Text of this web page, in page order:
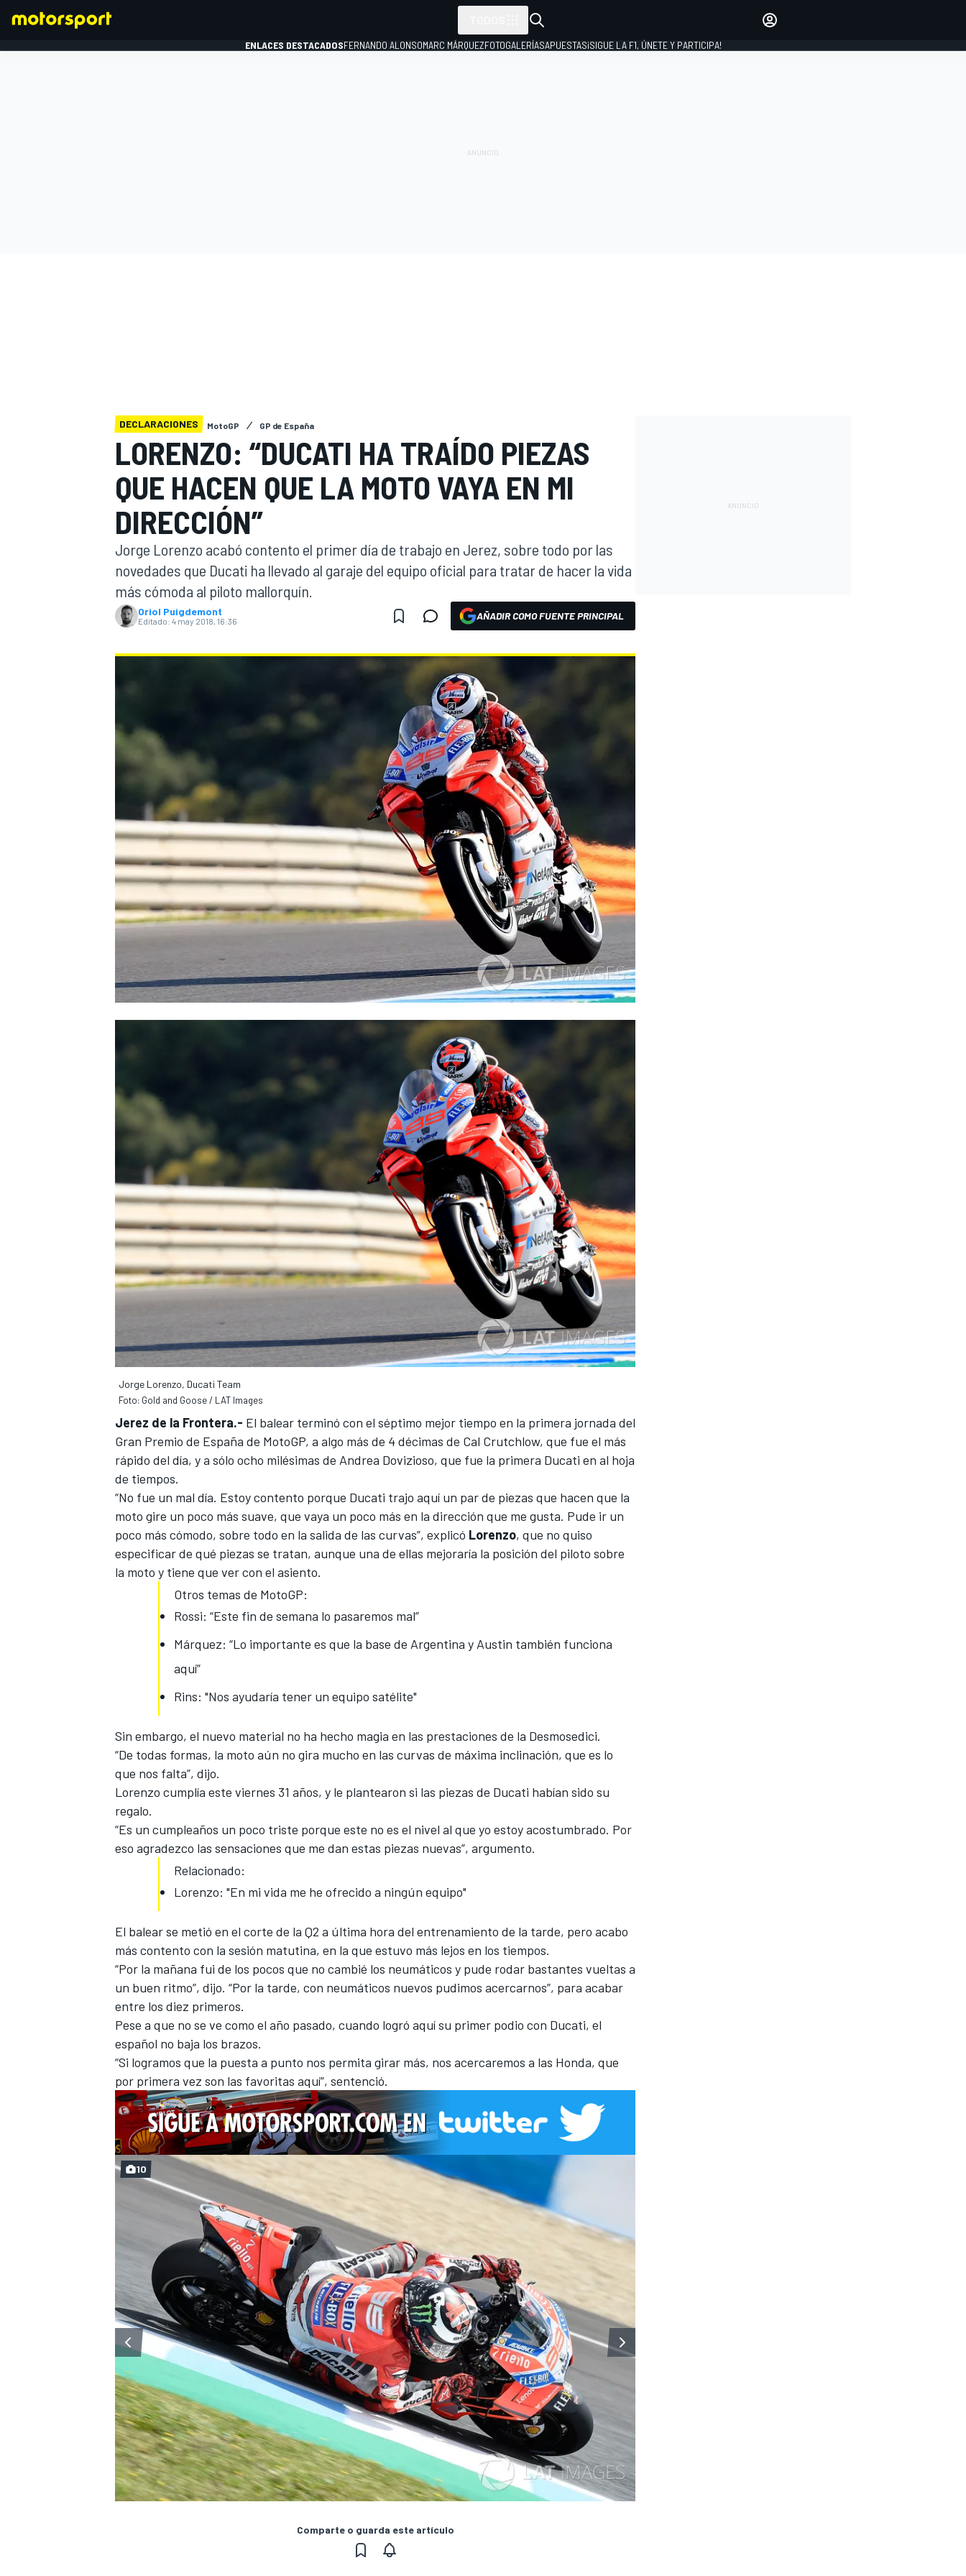
WEC FÓRMULA E
MÁS CATEGORÍAS
ENLACES DESTACADOSFERNANDO ALONSOMARC MÁRQUEZFOTOGALERÍASAPUESTAS¡SIGUE LA F1, ÚNETE Y PARTICIPA!
DECLARACIONES MotoGP GP de España
LORENZO: “DUCATI HA TRAÍDO PIEZAS
QUE HACEN QUE LA MOTO VAYA EN MI
DIRECCIÓN”
Jorge Lorenzo acabó contento el primer día de trabajo en Jerez, sobre todo por las
novedades que Ducati ha llevado al garaje del equipo oficial para tratar de hacer la vida
más cómoda al piloto mallorquín.
Oriol Puigdemont
Editado: 4 may 2018, 16:36 AÑADIR COMO FUENTE PRINCIPAL
Jorge Lorenzo, Ducati Team
Foto: Gold and Goose / LAT Images
Jerez de la Frontera.- El balear terminó con el séptimo mejor tiempo en la primera jornada del
Gran Premio de España de MotoGP, a algo más de 4 décimas de Cal Crutchlow, que fue el más
rápido del día, y a sólo ocho milésimas de Andrea Dovizioso, que fue la primera Ducati en al hoja
de tiempos.
“No fue un mal día. Estoy contento porque Ducati trajo aquí un par de piezas que hacen que la
moto gire un poco más suave, que vaya un poco más en la dirección que me gusta. Pude ir un
poco más cómodo, sobre todo en la salida de las curvas”, explicó Lorenzo, que no quiso
especificar de qué piezas se tratan, aunque una de ellas mejoraría la posición del piloto sobre
la moto y tiene que ver con el asiento.
Otros temas de MotoGP:
Rossi: “Este fin de semana lo pasaremos mal”
Márquez: “Lo importante es que la base de Argentina y Austin también funciona
aquí”
Rins: "Nos ayudaría tener un equipo satélite"
Sin embargo, el nuevo material no ha hecho magia en las prestaciones de la Desmosedici.
“De todas formas, la moto aún no gira mucho en las curvas de máxima inclinación, que es lo
que nos falta”, dijo.
Lorenzo cumplía este viernes 31 años, y le plantearon si las piezas de Ducati habían sido su
regalo.
“Es un cumpleaños un poco triste porque este no es el nivel al que yo estoy acostumbrado. Por
eso agradezco las sensaciones que me dan estas piezas nuevas”, argumento.
Relacionado:
Lorenzo: "En mi vida me he ofrecido a ningún equipo"
El balear se metió en el corte de la Q2 a última hora del entrenamiento de la tarde, pero acabo
más contento con la sesión matutina, en la que estuvo más lejos en los tiempos.
“Por la mañana fui de los pocos que no cambié los neumáticos y pude rodar bastantes vueltas a
un buen ritmo”, dijo. “Por la tarde, con neumáticos nuevos pudimos acercarnos”, para acabar
entre los diez primeros.
Pese a que no se ve como el año pasado, cuando logró aquí su primer podio con Ducati, el
español no baja los brazos.
“Si logramos que la puesta a punto nos permita girar más, nos acercaremos a las Honda, que
por primera vez son las favoritas aquí”, sentenció.
10
Comparte o guarda este artículo